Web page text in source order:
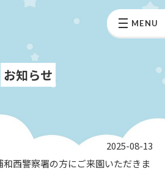
MENU
お知らせ
2025-08-13
西警察署の方にご来園いただきま